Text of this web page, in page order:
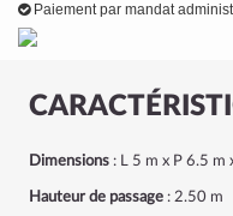
Dimensions : L 5 m x P 6.5 m
Hauteur de passage : 2.50 m
Paiement par mandat